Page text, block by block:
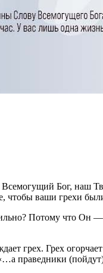
Бог, наш
чтобы ваши грехи
Потому что Он
грех. Грех
праведники